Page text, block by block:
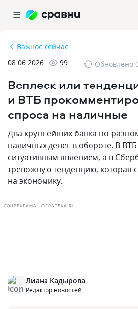
Важное сейчас
08.06.2026
99 Обновлено
Всплеск или
и ВТБ
спроса на наличные
Два крупнейших банка по-
наличных денег в обороте. В ВТБ
ситуативным явлением, а в
тревожную тенденцию, которая
на экономику.
СОЦРЕКЛАМА • CIFRATEKA.RU
Лиана Кадырова
Редактор новостей